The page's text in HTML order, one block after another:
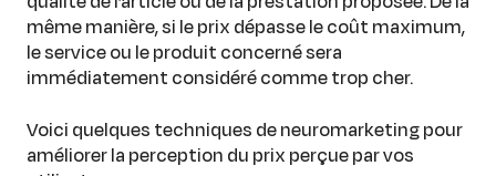
même manière, si le prix dépasse le coût maximum,
le service ou le produit concerné sera
immédiatement considéré comme trop cher.
Voici quelques techniques de neuromarketing pour
améliorer la perception du prix perçue par vos